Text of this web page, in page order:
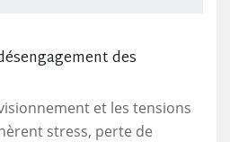
des
et les tensions
stress, perte de